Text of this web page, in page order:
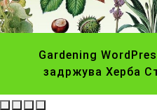
Gardening
задржува Херба